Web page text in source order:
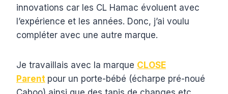
innovations car les CL Hamac évoluent avec
l’expérience et les années. Donc, j’ai voulu
compléter avec une autre marque.
Je travaillais avec la marque CLOSE
Parent pour un porte-bébé (écharpe pré-noué